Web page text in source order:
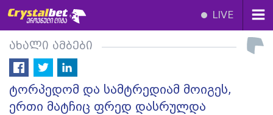
LIVE
ახალი ამბები
ტორპედომ და სამტრედიამ მოიგეს,
ერთი მატჩიც ფრედ დასრულდა